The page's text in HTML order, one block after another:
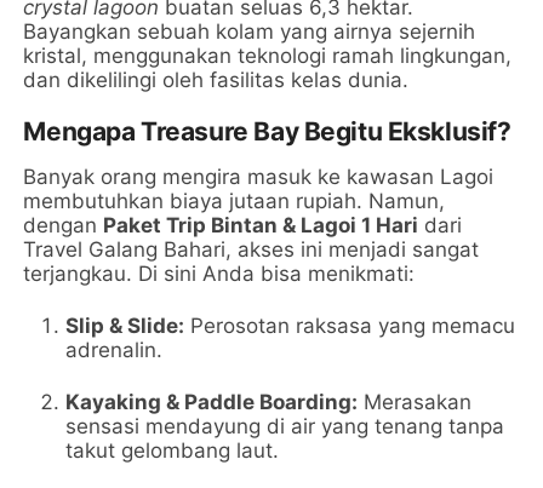
crystal lagoon buatan seluas 6,3 hektar.
Bayangkan sebuah kolam yang airnya sejernih
kristal, menggunakan teknologi ramah lingkungan,
dan dikelilingi oleh fasilitas kelas dunia.
Mengapa Treasure Bay Begitu Eksklusif?
Banyak orang mengira masuk ke kawasan Lagoi
membutuhkan biaya jutaan rupiah. Namun,
dengan Paket Trip Bintan & Lagoi 1 Hari dari
Travel Galang Bahari, akses ini menjadi sangat
terjangkau. Di sini Anda bisa menikmati:
Slip & Slide: Perosotan raksasa yang memacu
adrenalin.
Kayaking & Paddle Boarding: Merasakan
sensasi mendayung di air yang tenang tanpa
takut gelombang laut.